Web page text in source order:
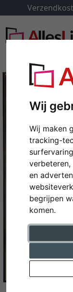
Wij
Wij maken
tracking-
en
begrijpen
komen.
Terug